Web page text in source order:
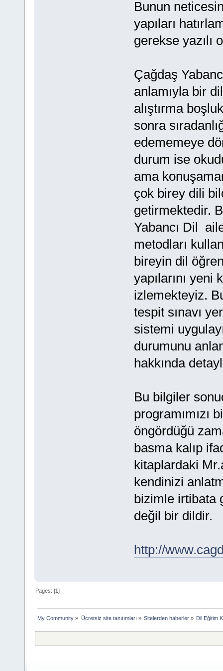
Bunun
yapıları
gerekse yazılı
Çağdaş
anlamıyla bir
alıştırma
sonra
edememeye
durum ise
ama
çok birey dili
getirmektedir.
Yabancı Dil
metodları
bireyin dil
yapılarını
izlemekteyiz.
tespit sınavı
sistemi
durumunu
hakkında
Bu bilgiler
programımızı
öngördüğü
basma kalıp
kitaplardaki
kendinizi
bizimle irtibata
değil bir dildir.
http://
Pages: [1]
My Community » Ücretsiz site tanıtımları » Sitelerden haberler» Dil Eğitim